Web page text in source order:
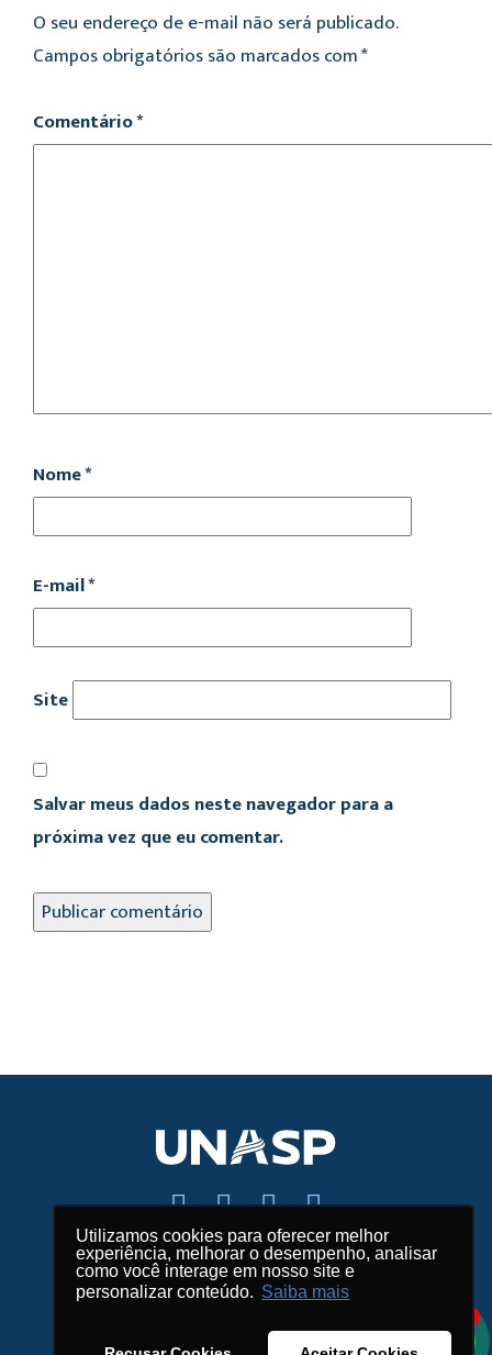
Utilizamos cookies para oferecer melhor
experiência, melhorar o desempenho, analisar
como você interage em nosso site e
personalizar conteúdo. Saiba mais
O seu endereço de e-mail não será publicado.
Campos obrigatórios são marcados com*
Comentário*
Nome*
E-mail*
Site
Salvar meus dados neste navegador para a
próxima vez que eu comentar.
Fale conosco
Mapas e endereços
Créditos